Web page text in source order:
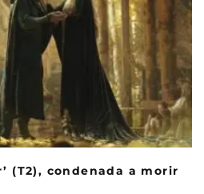
(T2), condenada a morir